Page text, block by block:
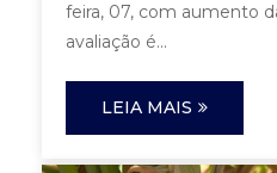
feira, 07, com aumento
avaliação é...
LEIA MAIS